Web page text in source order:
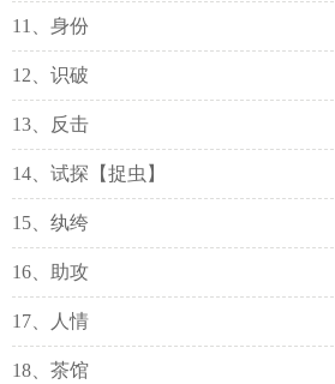
11、身份
12、识破
13、反击
14、试探【捉虫】
15、纨绔
16、助攻
17、人情
18、茶馆